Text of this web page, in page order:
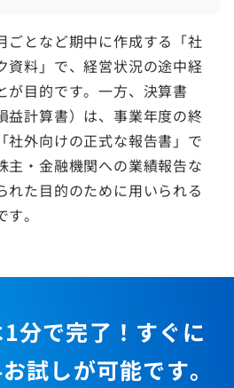
ごとなど期中に作成する「社
資料」で、経営状況の途中経
が目的です。一方、決算書
益計算書）は、事業年度の終
社外向けの正式な報告書」で
主・金融機関への業績報告な
れた目的のために用いられる
。
分で完了！すぐに
試しが可能です。